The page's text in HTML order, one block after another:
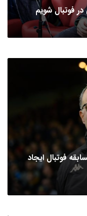
فوتبال ایجاد